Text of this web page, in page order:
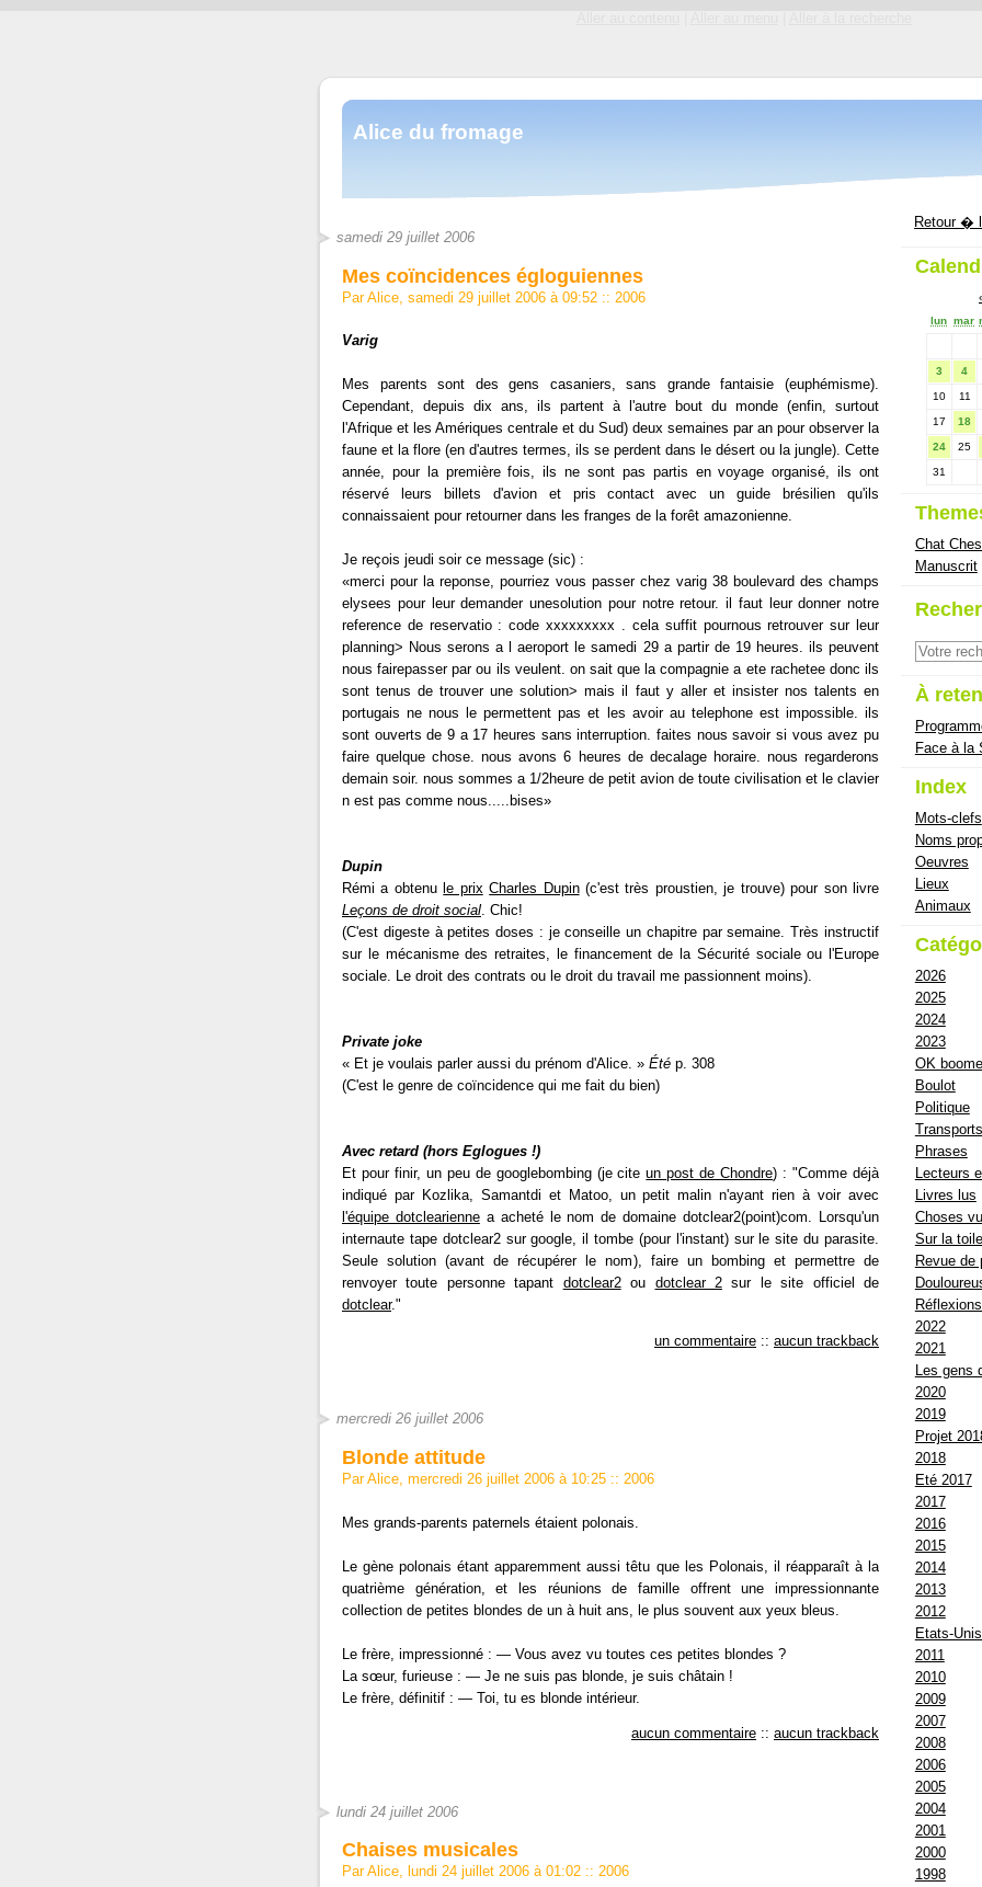
Alice du fromage
samedi 29 juillet 2006
Mes coïncidences égloguiennes
Par Alice, samedi 29 juillet 2006 à 09:52 :: 2006
Varig
Mes parents sont des gens casaniers, sans grande fantaisie (euphémisme).
Cependant, depuis dix ans, ils partent à l'autre bout du monde (enfin, surtout
l'Afrique et les Amériques centrale et du Sud) deux semaines par an pour observer la
faune et la flore (en d'autres termes, ils se perdent dans le désert ou la jungle). Cette
année, pour la première fois, ils ne sont pas partis en voyage organisé, ils ont
réservé leurs billets d'avion et pris contact avec un guide brésilien qu'ils
connaissaient pour retourner dans les franges de la forêt amazonienne.
Je reçois jeudi soir ce message (sic) :
«merci pour la reponse, pourriez vous passer chez varig 38 boulevard des champs
elysees pour leur demander unesolution pour notre retour. il faut leur donner notre
reference de reservatio : code xxxxxxxxx . cela suffit pournous retrouver sur leur
planning> Nous serons a l aeroport le samedi 29 a partir de 19 heures. ils peuvent
nous fairepasser par ou ils veulent. on sait que la compagnie a ete rachetee donc ils
sont tenus de trouver une solution> mais il faut y aller et insister nos talents en
portugais ne nous le permettent pas et les avoir au telephone est impossible. ils
sont ouverts de 9 a 17 heures sans interruption. faites nous savoir si vous avez pu
faire quelque chose. nous avons 6 heures de decalage horaire. nous regarderons
demain soir. nous sommes a 1/2heure de petit avion de toute civilisation et le clavier
n est pas comme nous.....bises»
Dupin
Rémi a obtenu le prix Charles Dupin(c'est très proustien, je trouve) pour son livre
Leçons de droit social. Chic!
(C'est digeste à petites doses : je conseille un chapitre par semaine. Très instructif
sur le mécanisme des retraites, le financement de la Sécurité sociale ou l'Europe
sociale. Le droit des contrats ou le droit du travail me passionnent moins).
Private joke
« Et je voulais parler aussi du prénom d'Alice. » Été p. 308
(C'est le genre de coïncidence qui me fait du bien)
Avec retard (hors Eglogues !)
Et pour finir, un peu de googlebombing (je citeun post de Chondre) : "Comme déjà
indiqué par Kozlika, Samantdi et Matoo, un petit malin n'ayant rien à voir avec
l'équipe dotcleariennea acheté le nom de domaine dotclear2(point)com. Lorsqu'un
internaute tape dotclear2 sur google, il tombe (pour l'instant) sur le site du parasite.
Seule solution (avant de récupérer le nom), faire un bombing et permettre de
renvoyer toute personne tapant dotclear2ou dotclear 2sur le site officiel de
dotclear."
un commentaire :: aucun trackback
mercredi 26 juillet 2006
Blonde attitude
Par Alice, mercredi 26 juillet 2006 à 10:25 :: 2006
Mes grands-parents paternels étaient polonais.
Le gène polonais étant apparemment aussi têtu que les Polonais, il réapparaît à la
quatrième génération, et les réunions de famille offrent une impressionnante
collection de petites blondes de un à huit ans, le plus souvent aux yeux bleus.
Le frère, impressionné : — Vous avez vu toutes ces petites blondes ?
La sœur, furieuse : — Je ne suis pas blonde, je suis châtain !
Le frère, définitif : — Toi, tu es blonde intérieur.
aucun commentaire :: aucun trackback
lundi 24 juillet 2006
Chaises musicales
Par Alice, lundi 24 juillet 2006 à 01:02 :: 2006
Retour �
lun mar
3 4
10 11
17 18
24 25
31
Chat
Manuscrit
À
Face à la
Index
Mots-clefs
Noms
Oeuvres
Lieux
Animaux
2026
2025
2024
2023
OK
Boulot
Politique
Phrases
Lecteurs
Livres lus
Choses
Sur la toile
Revue de
2022
2021
Les gens
2020
2019
Projet
2018
Eté 2017
2017
2016
2015
2014
2013
2012
Etats-
2011
2010
2009
2007
2008
2006
2005
2004
2001
2000
1998